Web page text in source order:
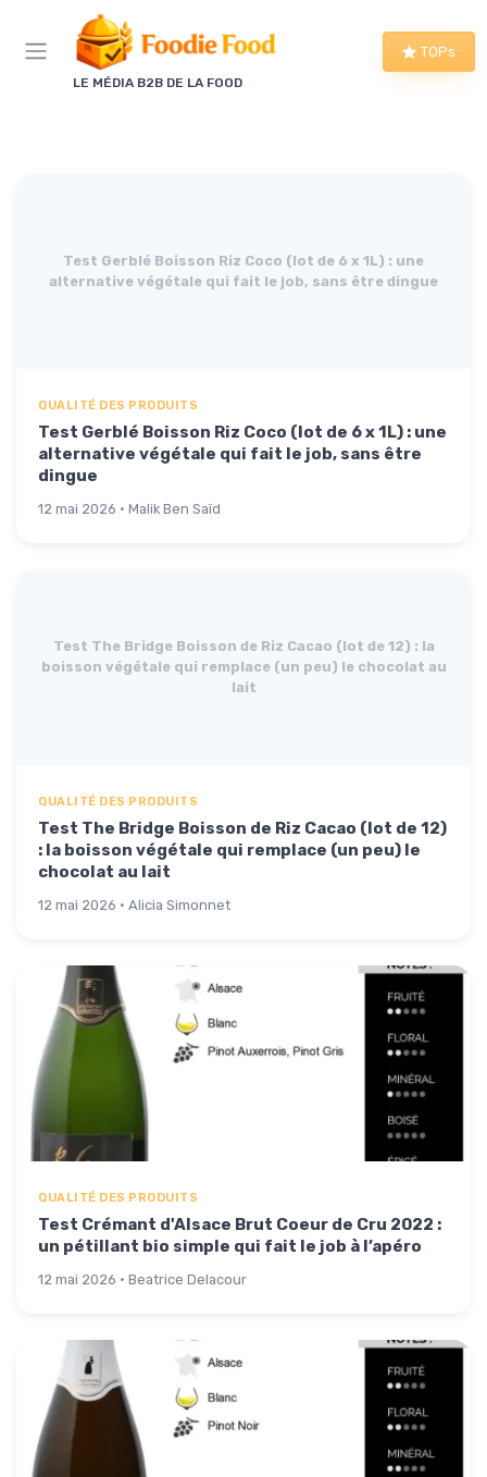
LE MÉDIA B2B DE LA FOOD
TOPs
Test Gerblé Boisson Riz Coco (lot de 6 x 1L) : une
alternative végétale qui fait le job, sans être dingue
QUALITÉ DES PRODUITS
Test Gerblé Boisson Riz Coco (lot de 6 x 1L) : une
alternative végétale qui fait le job, sans être
dingue
12 mai 2026 · Malik Ben Saïd
Test The Bridge Boisson de Riz Cacao (lot de 12) : la
boisson végétale qui remplace (un peu) le chocolat au
lait
QUALITÉ DES PRODUITS
Test The Bridge Boisson de Riz Cacao (lot de 12)
: la boisson végétale qui remplace (un peu) le
chocolat au lait
12 mai 2026 · Alicia Simonnet
QUALITÉ DES PRODUITS
Test Crémant d'Alsace Brut Coeur de Cru 2022 :
un pétillant bio simple qui fait le job à l’apéro
12 mai 2026 · Beatrice Delacour
Panneau de gestion des cookies